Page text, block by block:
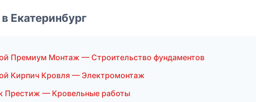
Екатеринбург
Премиум Монтаж — Строительство фундаментов
Кирпич Кровля — Электромонтаж
Престиж — Кровельные работы